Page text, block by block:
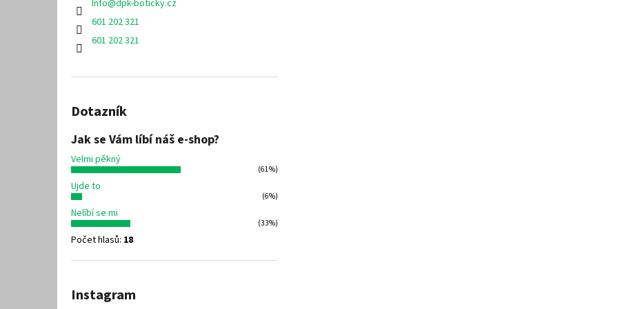
Info@dpk-boticky.cz
601 202 321
601 202 321
Dotazník
Jak se Vám líbí náš e-shop?
Velmi pěkný
(61%)
Ujde to
(6%)
Nelíbí se mi
(33%)
Počet hlasů: 18
Instagram